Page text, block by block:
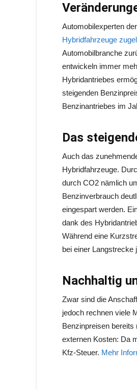
Automobilexperten
Hybridfahrzeuge
Automobilbranche
entwickeln immer
Hybridantriebes
steigenden
Benzinantriebes im
Das
Auch das
Hybridfahrzeuge.
durch CO2 nämlich
Benzinverbrauch
eingespart werden.
dank des
Während eine
bei einer Langstrecke
Nachhaltig
Zwar sind die
jedoch rechnen viele
Benzinpreisen
externen Kosten: Da
Kfz-Steuer. Mehr